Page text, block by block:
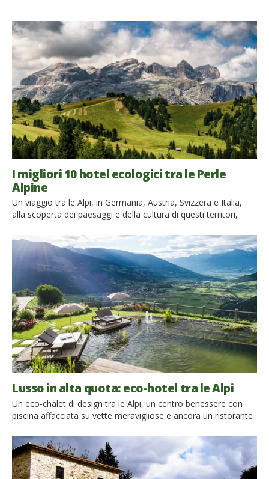
I migliori 10 hotel ecologici tra le Perle
Alpine
Un viaggio tra le Alpi, in Germania, Austria, Svizzera e Italia,
alla scoperta dei paesaggi e della cultura di questi territori,
sostenibilità ambientale: godetevi tutti i comfort, in armonia
con la natura! 1. Peterwieshof – Val di Funes – Italia Nella
splendida cornice della Val di […]
Lusso in alta quota: eco-hotel tra le Alpi
Un eco-chalet di design tra le Alpi, un centro benessere con
piscina affacciata su vette meravigliose e ancora un ristorante
speciali tra le Alpi dove il lusso si sposa con il rispetto della
natura per offrirti così un weekend davvero indimenticabile.
Piscina con vista in Val […]